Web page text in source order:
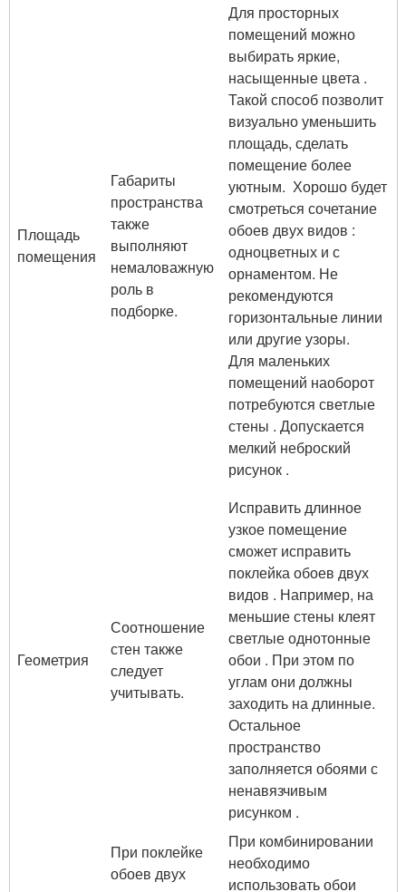
Площадь
помещения
Габариты
пространства
также
выполняют
немаловажную
роль в
подборке.
Для просторных
помещений можно
выбирать яркие,
насыщенные цвета .
Такой способ позволит
визуально уменьшить
площадь, сделать
помещение более
уютным. Хорошо будет
смотреться сочетание
обоев двух видов :
одноцветных и с
орнаментом. Не
рекомендуются
горизонтальные линии
или другие узоры.
Для маленьких
помещений наоборот
потребуются светлые
стены . Допускается
мелкий неброский
рисунок .
Геометрия
Соотношение
стен также
следует
учитывать.
Исправить длинное
узкое помещение
сможет исправить
поклейка обоев двух
видов . Например, на
меньшие стены клеят
светлые однотонные
обои . При этом по
углам они должны
заходить на длинные.
Остальное
пространство
заполняется обоями с
ненавязчивым
рисунком .
При поклейке
обоев двух
При комбинировании
необходимо
использовать обои